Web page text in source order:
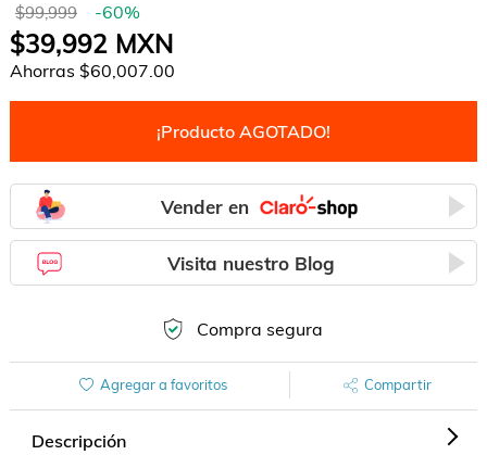
$99,999 -60%
$39,992MXN
Ahorras $60,007.00
¡Producto AGOTADO!
Vender en
Visita nuestro Blog
Compra segura
Agregar a favoritos Compartir
Descripción